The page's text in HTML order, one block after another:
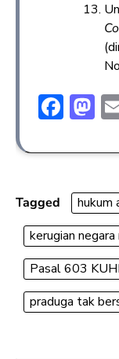
F
e
o
ok
M
st
d
o
n
Tagged hukum
kerugian
Pasal 603
praduga tak